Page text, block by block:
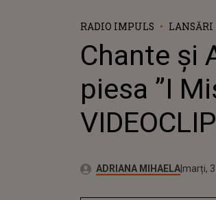
RADIO IMPULS
Chante și
piesa ”I
VIDEOCLIP
Autor:ADRIANA MIHAELA marți,
marți,